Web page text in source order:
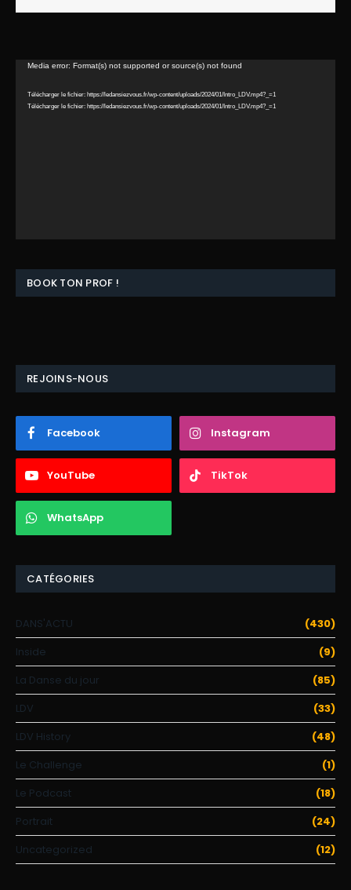
Lecteur
Media error: Format(s) not supported or source(s) not found
Télécharger le fichier: https://ledansiezvous.fr/wp-content/uploads/2024/01/Intro_LDV.mp4?_=1
Télécharger le fichier: https://ledansiezvous.fr/wp-content/uploads/2024/01/Intro_LDV.mp4?_=1
BOOK TON PROF !
REJOINS-NOUS
Facebook Instagram
YouTube TikTok
WhatsApp
CATÉGORIES
DANS'ACTU
(430)
Inside
(9)
La Danse du jour
(85)
LDV
(33)
LDV History
(48)
Le Challenge
(1)
Le Podcast
(18)
Portrait
(24)
Uncategorized
(12)